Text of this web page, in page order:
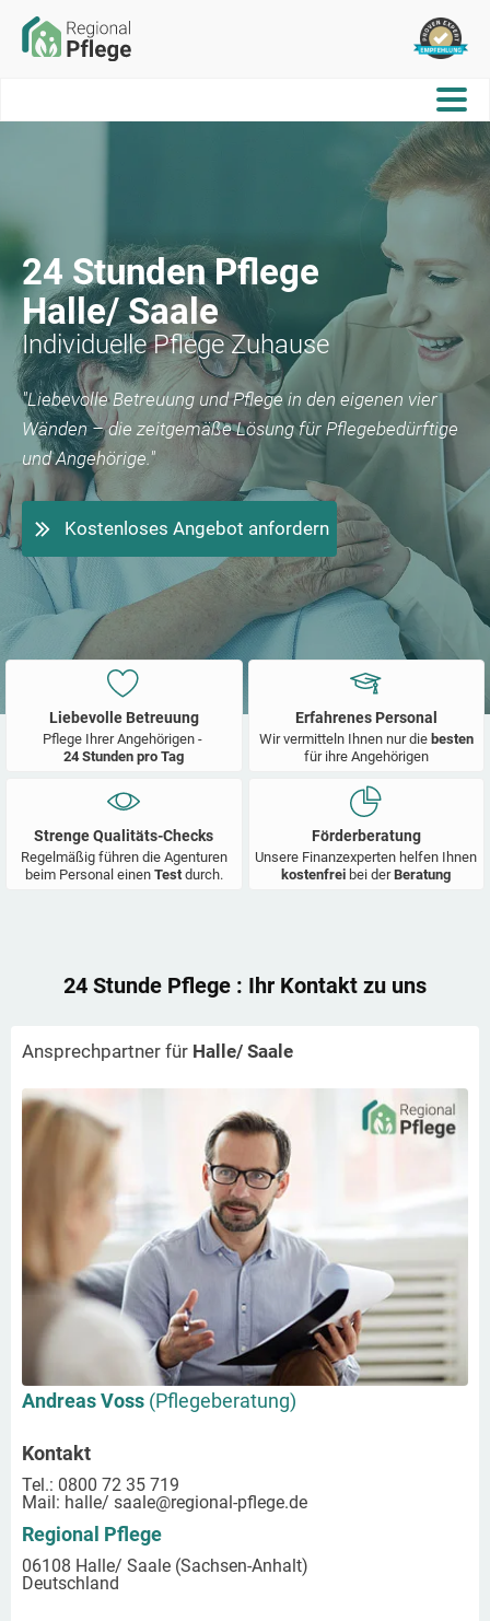
24 Stunden Pflege
Halle/ Saale
Individuelle Pflege Zuhause
"Liebevolle Betreuung und Pflege in den eigenen vier
Wänden – die zeitgemäße Lösung für Pflegebedürftige
und Angehörige."
Kostenloses Angebot anfordern
Liebevolle Betreuung
Pflege Ihrer Angehörigen -
24 Stunden pro Tag
Erfahrenes Personal
Wir vermitteln Ihnen nur die besten
für ihre Angehörigen
Strenge Qualitäts-Checks
Regelmäßig führen die Agenturen
beim Personal einen Test durch.
Förderberatung
Unsere Finanzexperten helfen Ihnen
kostenfrei bei derBeratung
24 Stunde Pflege : Ihr Kontakt zu uns
Ansprechpartner für Halle/ Saale
Andreas Voss (Pflegeberatung)
Kontakt
Tel.: 0800 72 35 719
Mail: halle/ saale@regional-pflege.de
Regional Pflege
06108 Halle/ Saale (Sachsen-Anhalt)
Deutschland